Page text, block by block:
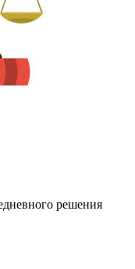
решения